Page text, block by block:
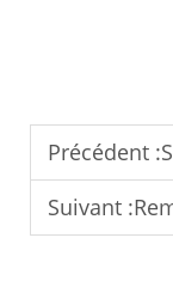
Précédent :
Suivant :